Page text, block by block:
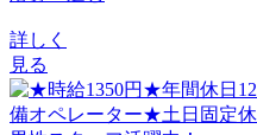
詳しく
見る